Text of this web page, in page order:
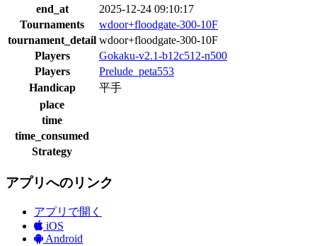
end_at
2025-12-24 09:10:17
Tournaments
wdoor+floodgate-300-10F
tournament_detail wdoor+floodgate-300-10F
Players
Gokaku-v2.1-b12c512-n500
Players
Prelude_peta553
Handicap
平手
place
time
time_consumed
Strategy
アプリへのリンク
アプリで開く
iOS
Android